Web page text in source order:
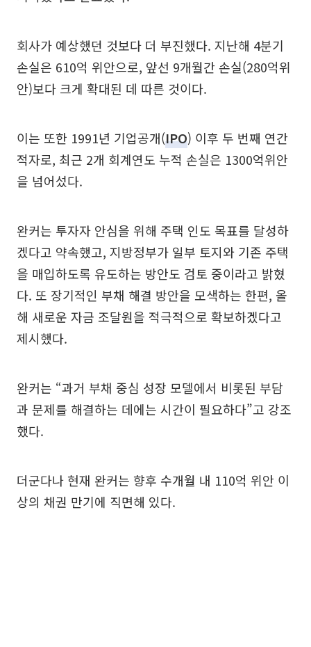
회사가 예상했던 것보다 더 부진했다. 지난해 4분기
손실은 610억 위안으로, 앞선 9개월간 손실(280억위
안)보다 크게 확대된 데 따른 것이다.
이는 또한 1991년 기업공개(IPO) 이후 두 번째 연간
적자로, 최근 2개 회계연도 누적 손실은 1300억위안
을 넘어섰다.
완커는 투자자 안심을 위해 주택 인도 목표를 달성하
겠다고 약속했고, 지방정부가 일부 토지와 기존 주택
을 매입하도록 유도하는 방안도 검토 중이라고 밝혔
다. 또 장기적인 부채 해결 방안을 모색하는 한편, 올
해 새로운 자금 조달원을 적극적으로 확보하겠다고
제시했다.
완커는 “과거 부채 중심 성장 모델에서 비롯된 부담
과 문제를 해결하는 데에는 시간이 필요하다”고 강조
했다.
더군다나 현재 완커는 향후 수개월 내 110억 위안 이
상의 채권 만기에 직면해 있다.